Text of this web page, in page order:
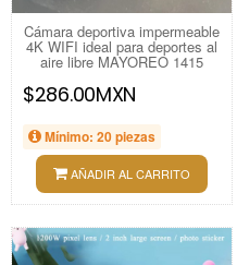
Cámara deportiva impermeable
4K WIFI ideal para deportes al
aire libre MAYOREO 1415
$286.00MXN
Mínimo: 20 piezas
AÑADIR AL CARRITO